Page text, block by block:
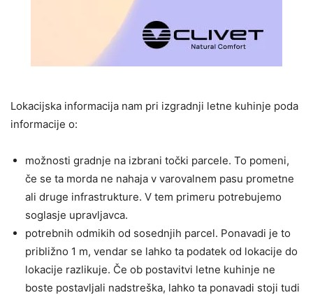
Lokacijska informacija nam pri izgradnji letne kuhinje poda
informacije o:
možnosti gradnje na izbrani točki parcele. To pomeni,
če se ta morda ne nahaja v varovalnem pasu prometne
ali druge infrastrukture. V tem primeru potrebujemo
soglasje upravljavca.
potrebnih odmikih od sosednjih parcel. Ponavadi je to
približno 1 m, vendar se lahko ta podatek od lokacije do
lokacije razlikuje. Če ob postavitvi letne kuhinje ne
boste postavljali nadstreška, lahko ta ponavadi stoji tudi